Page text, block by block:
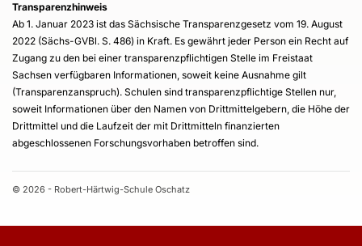
Transparenzhinweis
Ab 1. Januar 2023 ist das Sächsische Transparenzgesetz vom 19. August
2022 (Sächs-GVBl. S. 486) in Kraft. Es gewährt jeder Person ein Recht auf
Zugang zu den bei einer transparenzpflichtigen Stelle im Freistaat
Sachsen verfügbaren Informationen, soweit keine Ausnahme gilt
(Transparenzanspruch). Schulen sind transparenzpflichtige Stellen nur,
soweit Informationen über den Namen von Drittmittelgebern, die Höhe der
Drittmittel und die Laufzeit der mit Drittmitteln finanzierten
abgeschlossenen Forschungsvorhaben betroffen sind.
© 2026 - Robert-Härtwig-Schule Oschatz